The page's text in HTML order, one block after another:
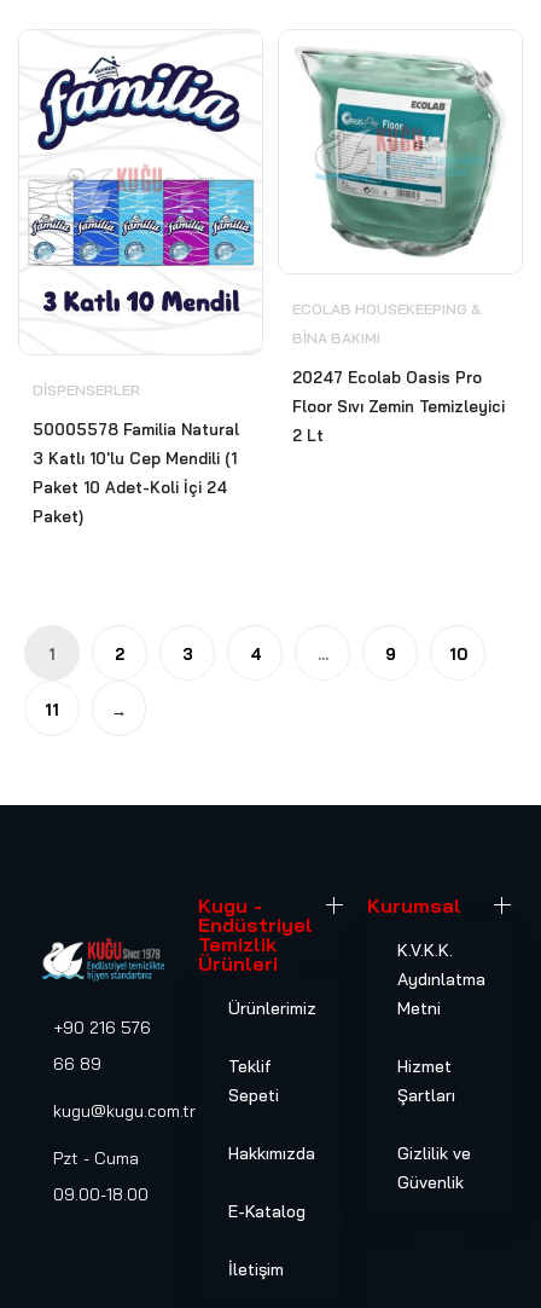
DISPENSERLER
50005578 Familia Natural
3 Katlı 10'lu Cep Mendili (1
Paket 10 Adet-Koli İçi 24
Paket)
ECOLAB HOUSEKEEPING &
BİNA BAKIMI
20247 Ecolab Oasis Pro
Floor Sıvı Zemin Temizleyici
2 Lt
1 2 3 4 … 9 10
11 →
+90 216 576
66 89
kugu@kugu.com.tr
Pzt - Cuma
09.00-18.00
Kugu -
Endüstriyel
Temizlik
Ürünleri
Ürünlerimiz
Teklif
Sepeti
Hakkımızda
E-Katalog
İletişim
Kurumsal
K.V.K.K.
Aydınlatma
Metni
Hizmet
Şartları
Gizlilik ve
Güvenlik